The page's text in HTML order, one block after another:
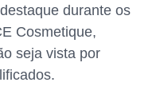
durante os
Cosmetique,
seja vista por